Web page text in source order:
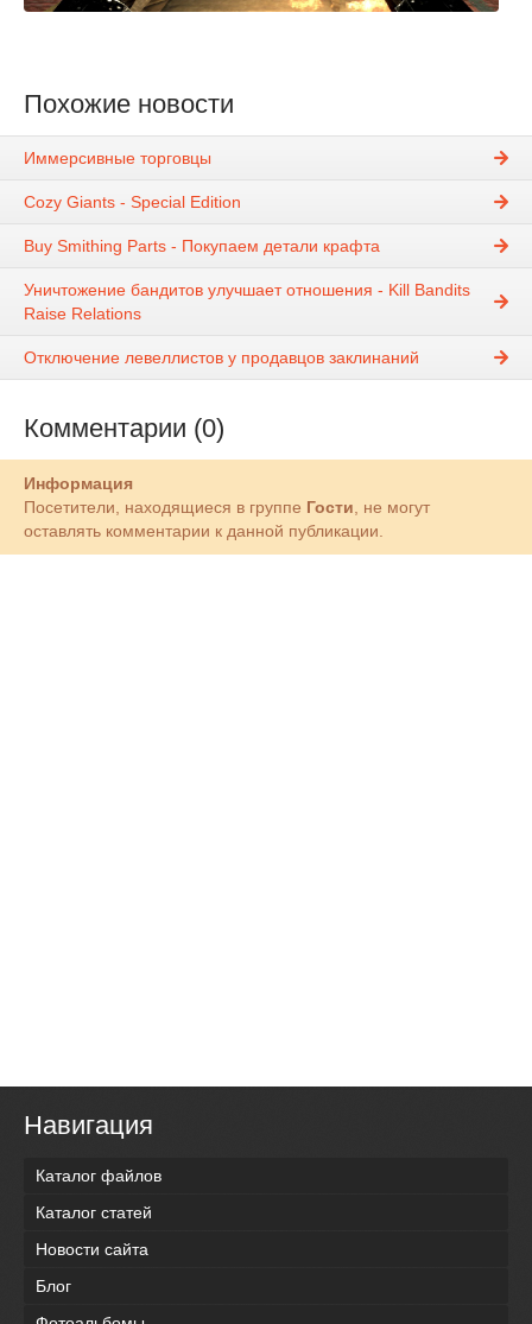
Похожие новости
Иммерсивные торговцы
Cozy Giants - Special Edition
Buy Smithing Parts - Покупаем детали крафта
Уничтожение бандитов улучшает отношения - Kill Bandits
Raise Relations
Отключение левеллистов у продавцов заклинаний
Комментарии (0)
Информация
Посетители, находящиеся в группе Гости, не могут
оставлять комментарии к данной публикации.
Навигация
Каталог файлов
Каталог статей
Новости сайта
Блог